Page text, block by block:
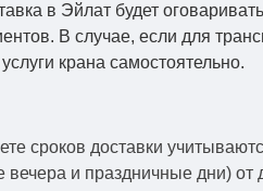
в Эйлат будет
В случае, если для
крана самостоятельно.
сроков доставки
и праздничные дни)